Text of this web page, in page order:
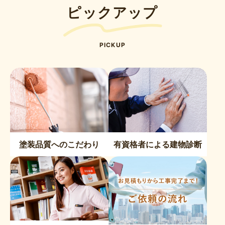
ピックアップ
PICKUP
塗装品質へのこだわり 有資格者による建物診断